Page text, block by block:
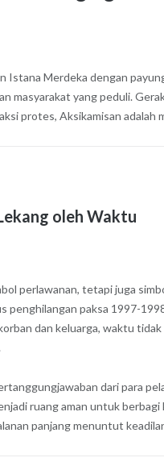
Istana Merdeka dengan
masyarakat yang peduli.
protes, Aksikamisan
oleh Waktu
perlawanan, tetapi juga
penghilangan paksa 1997-
dan keluarga, waktu
dari para
ruang aman untuk
panjang menuntut